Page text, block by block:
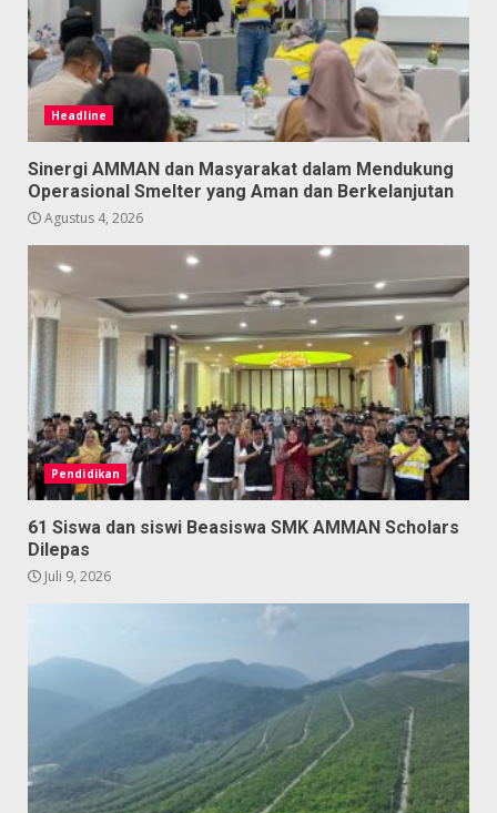
Headline
Sinergi AMMAN dan Masyarakat dalam Mendukung
Operasional Smelter yang Aman dan Berkelanjutan
Agustus 4, 2026
Pendidikan
61 Siswa dan siswi Beasiswa SMK AMMAN Scholars
Dilepas
Juli 9, 2026